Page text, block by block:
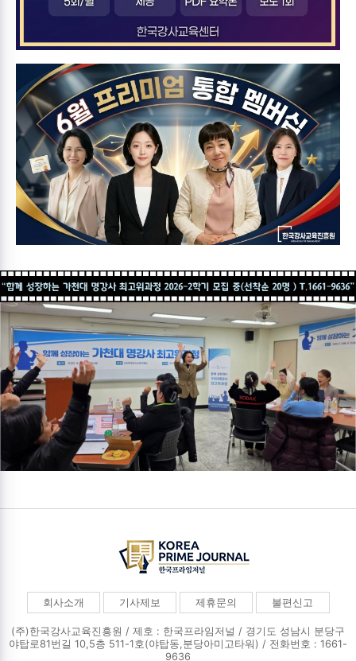
회사소개 기사제보 제휴문의 불편신고
(주)한국강사교육진흥원 / 제호 : 한국프라임저널 / 경기도 성남시 분당구
야탑로81번길 10,5층 511-1호(야탑동,분당아미고타워) / 전화번호 : 1661-
9636